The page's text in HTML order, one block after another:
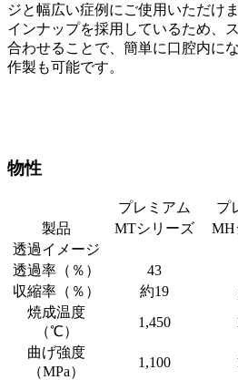
ジと幅広い症例にご使用いただけ
インナップを採用しているため、
合わせることで、簡単に口腔内に
作製も可能です。
物性
プレミアム プ
製品
MTシリーズ MH
透過イメージ
透過率（％）
43
収縮率（％）
約19
焼成温度
（℃）
1,450
曲げ強度
（MPa）
1,100